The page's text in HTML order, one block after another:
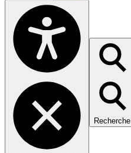
Recherche